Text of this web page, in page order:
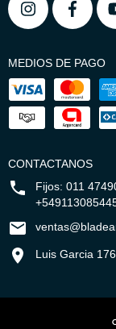
MEDIOS DE PAGO
CONTACTANOS
Fijos: 011
Luis Garcia